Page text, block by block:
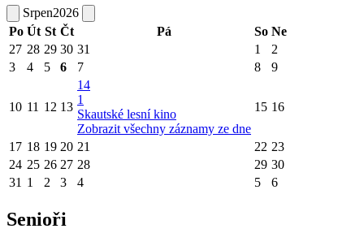
Srpen2026
Po Út St Čt Pá So Ne
27 28 29 30 31 1
2
3
4 5 6 7 8 9
10 11 12 13
14
1
Skautské lesní kino
Zobrazit všechny záznamy ze dne
15 16
17 18 19 20 21 22 23
24 25 26 27 28 29 30
31 1 2 3 4 5 6
Senioři